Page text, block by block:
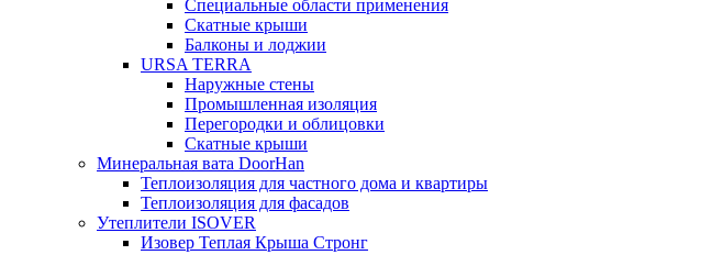
Специальные области применения
Скатные крыши
Балконы и лоджии
URSA TERRA
Наружные стены
Промышленная изоляция
Перегородки и облицовки
Скатные крыши
Минеральная вата DoorHan
Теплоизоляция для частного дома и квартиры
Теплоизоляция для фасадов
Утеплители ISOVER
Изовер Теплая Крыша Стронг